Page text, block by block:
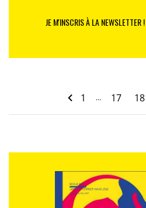
JE M'INSCRIS À LA NEWSLETTER !
1 … 17 18